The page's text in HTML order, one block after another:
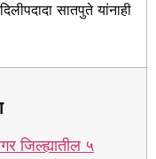
सातपुते यांनाही
जिल्ह्यातील ५